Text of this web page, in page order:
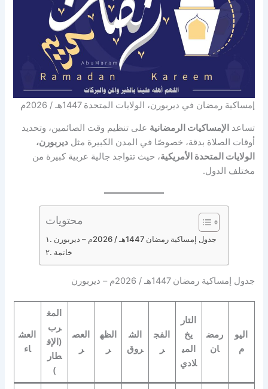
إمساكية رمضان في ديربورن، الولايات المتحدة 1447هـ / 2026م
تساعد الإمساكيات الرمضانية على تنظيم وقت الصائمين، وتحديد
أوقات الصلاة بدقة، خصوصًا في المدن الكبيرة مثلديربورن،
الولايات المتحدة الأمريكية، حيث تتواجد جالية عربية كبيرة من
مختلف الدول.
محتويات
جدول إمساكية رمضان 1447هـ / 2026م – ديربورن
خاتمة
جدول إمساكية رمضان 1447هـ / 2026م – ديربورن
اليو
م
رمض
ان
التار
يخ
المي
لادي
الفج
ر
الش
روق
الظه
ر
العص
ر
المغ
رب
(الإف
طار
)
العش
اء